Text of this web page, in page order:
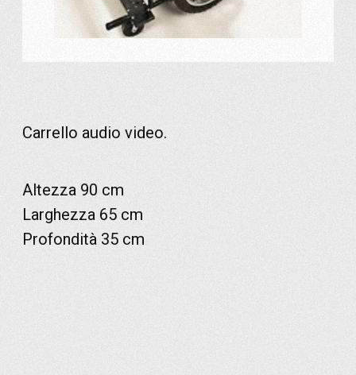
Carrello audio video.
Altezza 90 cm
Larghezza 65 cm
Profondità 35 cm